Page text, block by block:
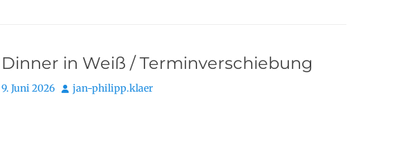
Dinner in Weiß / Terminverschiebung
Posted
9. Juni 2026 Autor
jan-philipp.klaer